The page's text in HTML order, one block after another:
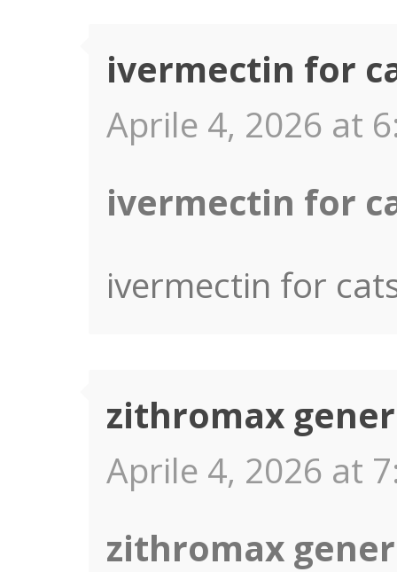
ivermectin for
Aprile 4, 2026 at
ivermectin for
ivermectin for
zithromax
Aprile 4, 2026 at
zithromax